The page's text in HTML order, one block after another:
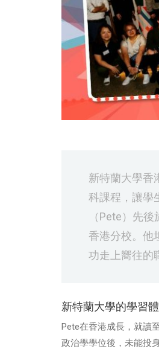
新特蘭大學香
科課程，讓學
（Pete）先
香港分校。他
功走上嚮往的
新特蘭大學的學習
Pete在香港成長，就讀
政治學學位後，未能投